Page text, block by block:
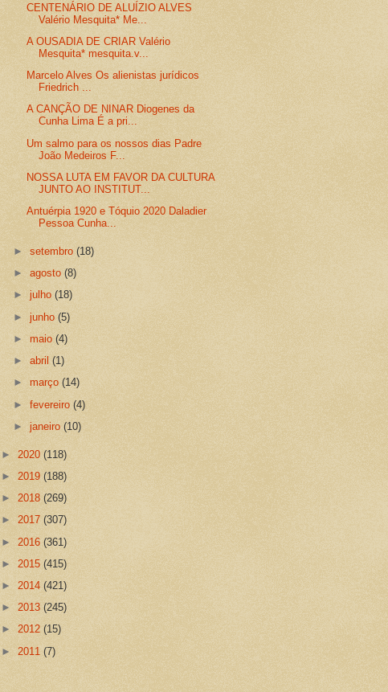
CENTENÁRIO DE ALUÍZIO ALVES
Valério Mesquita* Me...
A OUSADIA DE CRIAR Valério
Mesquita* mesquita.v...
Marcelo Alves Os alienistas jurídicos
Friedrich ...
A CANÇÃO DE NINAR Diogenes da
Cunha Lima É a pri...
Um salmo para os nossos dias Padre
João Medeiros F...
NOSSA LUTA EM FAVOR DA CULTURA
JUNTO AO INSTITUT...
Antuérpia 1920 e Tóquio 2020 Daladier
Pessoa Cunha...
►setembro(18)
►agosto(8)
►julho(18)
►junho(5)
► maio(4)
►abril(1)
► março(14)
►fevereiro(4)
►janeiro(10)
► 2020 (118)
► 2019 (188)
► 2018 (269)
► 2017 (307)
► 2016 (361)
► 2015 (415)
► 2014 (421)
► 2013 (245)
► 2012 (15)
► 2011 (7)